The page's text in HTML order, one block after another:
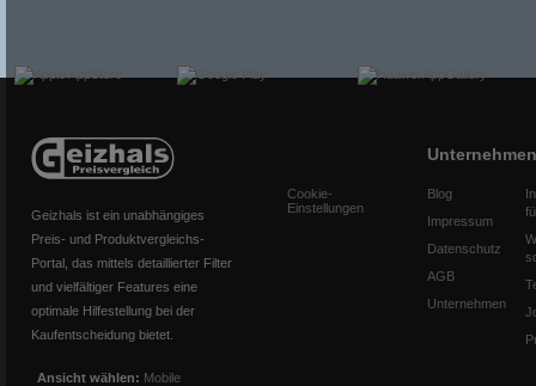
Geizhals ist ein unabhängiges
Preis- und Produktvergleichs-
Portal, das mittels detaillierter Filter
und vielfältiger Features eine
optimale Hilfestellung bei der
Kaufentscheidung bietet.
Ansicht wählen: Mobile
Cookie-
Einstellungen
Unternehmen
Blog
Impressum
Datenschutz
AGB
Unternehmen